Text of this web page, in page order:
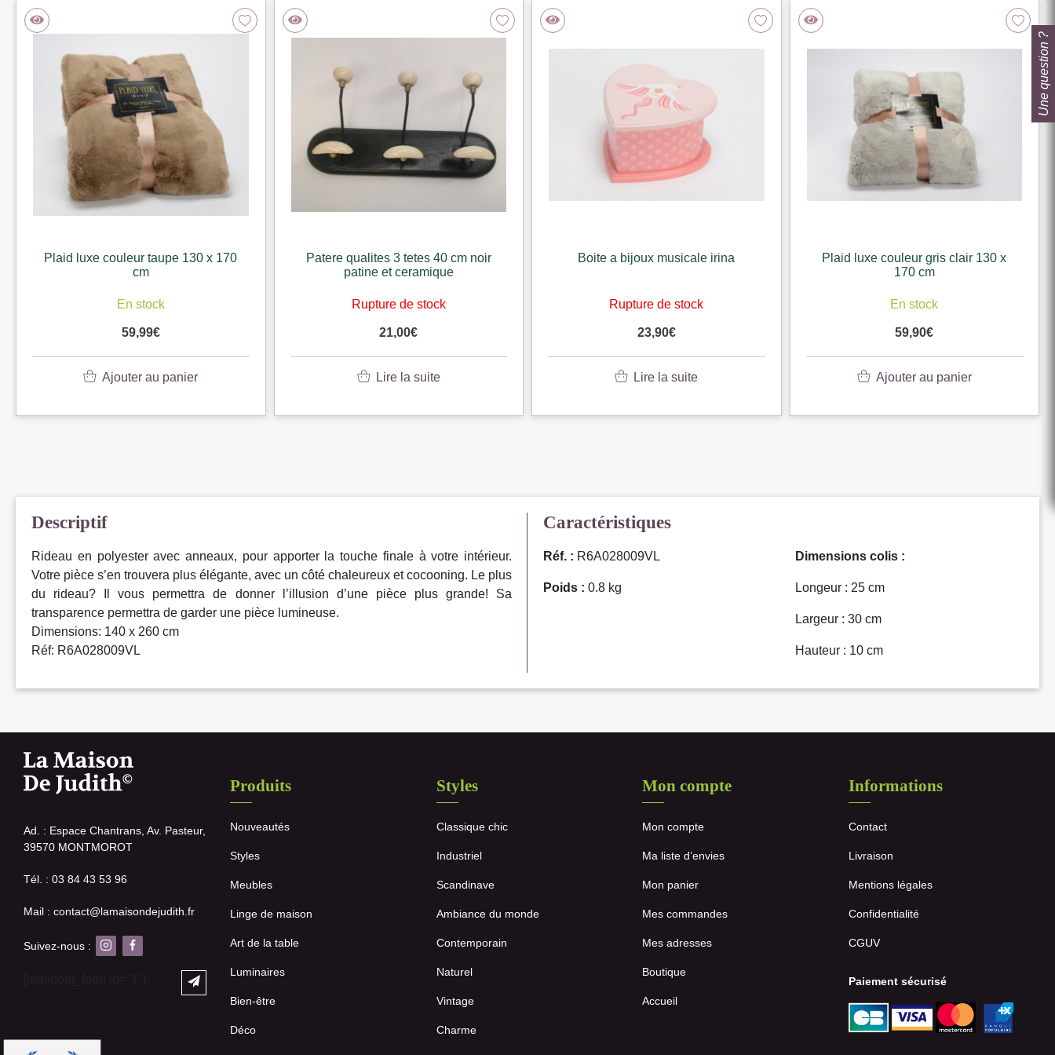
Plaid luxe couleur taupe 130 x 170
cm
En stock
59,99€
Ajouter au panier
Patere qualites 3 tetes 40 cm noir
patine et ceramique
Rupture de stock
21,00€
Lire la suite
Boite a bijoux musicale irina
Rupture de stock
23,90€
Lire la suite
Plaid luxe couleur gris clair 130 x
170 cm
En stock
59,90€
Ajouter au panier
Descriptif
Rideau en polyester avec anneaux, pour apporter la touche finale à votre intérieur.
Votre pièce s’en trouvera plus élégante, avec un côté chaleureux et cocooning. Le plus
du rideau? Il vous permettra de donner l’illusion d’une pièce plus grande! Sa
transparence permettra de garder une pièce lumineuse.
Dimensions: 140 x 260 cm
Réf: R6A028009VL
Caractéristiques
Réf. : R6A028009VL
Poids : 0.8 kg
Dimensions colis :
Longeur : 25 cm
Largeur : 30 cm
Hauteur : 10 cm
Ad. : Espace Chantrans, Av. Pasteur,
39570 MONTMOROT
Tél. : 03 84 43 53 96
Mail : contact@lamaisondejudith.fr
Suivez-nous :
Produits
Nouveautés
Styles
Meubles
Linge de maison
Art de la table
Luminaires
Bien-être
Déco
Styles
Classique chic
Industriel
Scandinave
Ambiance du monde
Contemporain
Naturel
Vintage
Charme
Mon compte
Mon compte
Ma liste d’envies
Mon panier
Mes commandes
Mes adresses
Boutique
Accueil
Informations
Contact
Livraison
Mentions légales
Confidentialité
CGUV
Paiement sécurisé
Une question ?